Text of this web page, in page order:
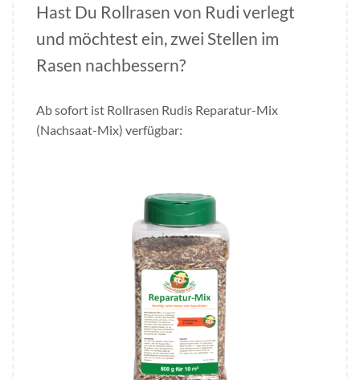
Hast Du Rollrasen von Rudi verlegt
und möchtest ein, zwei Stellen im
Rasen nachbessern?
Ab sofort ist Rollrasen Rudis Reparatur-Mix
(Nachsaat-Mix) verfügbar: